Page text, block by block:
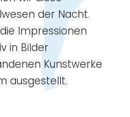
der Nacht.
Impressionen
in Bilder
Kunstwerke
ausgestellt.